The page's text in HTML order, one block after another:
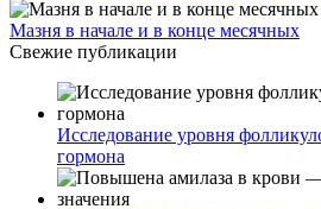
Мазня в начале и в конце месячных
Свежие публикации
Исследование уровня
гормона